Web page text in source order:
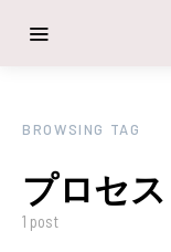
BROWSING TAG
プロセス
1 post